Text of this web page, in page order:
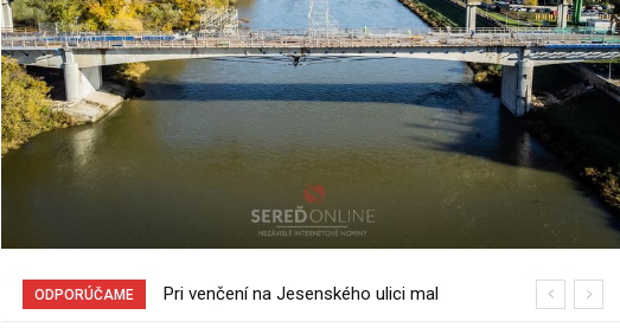
ODPORÚČAME
Pri venčení na Jesenského ulici mal
70 rokov od založenia podniku